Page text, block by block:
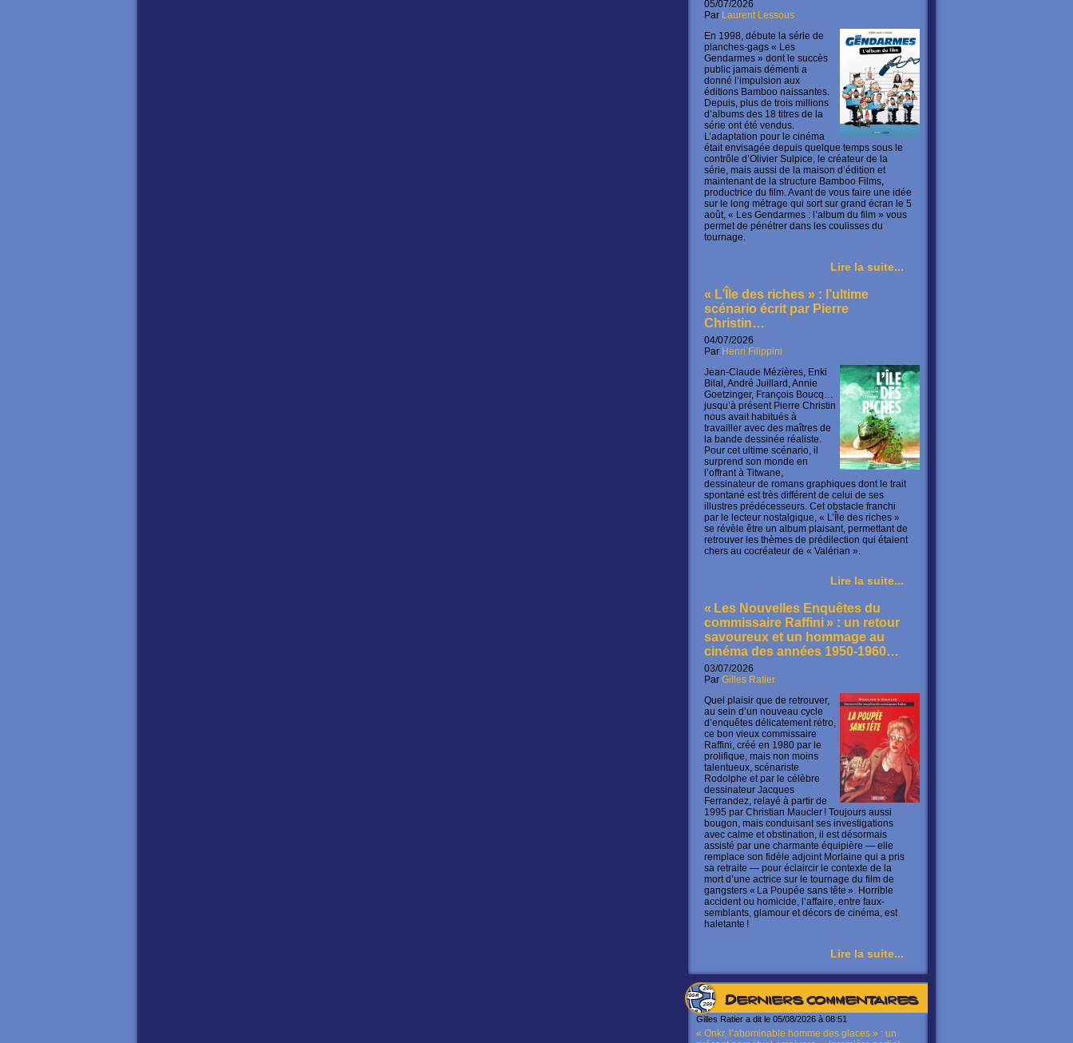
05/07/2026
Par Laurent Lessous
En 1998, débute la série de
planches-gags « Les
Gendarmes » dont le succès
public jamais démenti a
donné l’impulsion aux
éditions Bamboo naissantes.
Depuis, plus de trois millions
d’albums des 18 titres de la
série ont été vendus.
L’adaptation pour le cinéma
était envisagée depuis quelque temps sous le
contrôle d’Olivier Sulpice, le créateur de la
série, mais aussi de la maison d’édition et
maintenant de la structure Bamboo Films,
productrice du film. Avant de vous faire une idée
sur le long métrage qui sort sur grand écran le 5
août, « Les Gendarmes : l’album du film » vous
permet de pénétrer dans les coulisses du
tournage.
Lire la suite...
« L’Île des riches » : l’ultime
scénario écrit par Pierre
Christin…
04/07/2026
Par Henri Filippini
Jean-Claude Mézières, Enki
Bilal, André Juillard, Annie
Goetzinger, François Boucq…
jusqu’à présent Pierre Christin
nous avait habitués à
travailler avec des maîtres de
la bande dessinée réaliste.
Pour cet ultime scénario, il
surprend son monde en
l’offrant à Titwane,
dessinateur de romans graphiques dont le trait
spontané est très différent de celui de ses
illustres prédécesseurs. Cet obstacle franchi
par le lecteur nostalgique, « L’Île des riches »
se révèle être un album plaisant, permettant de
retrouver les thèmes de prédilection qui étaient
chers au cocréateur de « Valérian ».
Lire la suite...
« Les Nouvelles Enquêtes du
commissaire Raffini » : un retour
savoureux et un hommage au
cinéma des années 1950-1960…
03/07/2026
Par Gilles Ratier
Quel plaisir que de retrouver,
au sein d’un nouveau cycle
d’enquêtes délicatement rétro,
ce bon vieux commissaire
Raffini, créé en 1980 par le
prolifique, mais non moins
talentueux, scénariste
Rodolphe et par le célèbre
dessinateur Jacques
Ferrandez, relayé à partir de
1995 par Christian Maucler ! Toujours aussi
bougon, mais conduisant ses investigations
avec calme et obstination, il est désormais
assisté par une charmante équipière — elle
remplace son fidèle adjoint Morlaine qui a pris
sa retraite — pour éclaircir le contexte de la
mort d’une actrice sur le tournage du film de
gangsters « La Poupée sans tête ». Horrible
accident ou homicide, l’affaire, entre faux-
semblants, glamour et décors de cinéma, est
haletante !
Lire la suite...
Derniers commentaires
Gilles Ratier a dit le 05/08/2026 à 08:51
« Onkr, l’abominable homme des glaces » : un